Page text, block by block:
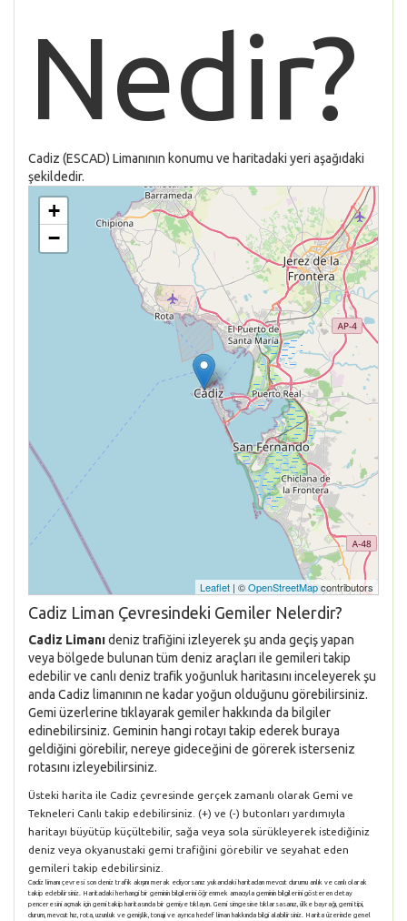
Nedir?
Cadiz (ESCAD) Limanının konumu ve haritadaki yeri aşağıdaki
şekildedir.
+
−
Leaflet | ©OpenStreetMapcontributors
Cadiz Liman Çevresindeki Gemiler Nelerdir?
Cadiz Limanıdeniz trafiğini izleyerek şu anda geçiş yapan
veya bölgede bulunan tüm deniz araçları ile gemileri takip
edebilir ve canlı deniz trafik yoğunluk haritasını inceleyerek şu
anda Cadiz limanının ne kadar yoğun olduğunu görebilirsiniz.
Gemi üzerlerine tıklayarak gemiler hakkında da bilgiler
edinebilirsiniz. Geminin hangi rotayı takip ederek buraya
geldiğini görebilir, nereye gideceğini de görerek isterseniz
rotasını izleyebilirsiniz.
Üsteki harita ile Cadiz çevresinde gerçek zamanlı olarak Gemi ve
Tekneleri Canlı takip edebilirsiniz. (+) ve (-) butonları yardımıyla
haritayı büyütüp küçültebilir, sağa veya sola sürükleyerek istediğiniz
deniz veya okyanustaki gemi trafiğini görebilir ve seyahat eden
gemileri takip edebilirsiniz.
Cadiz limanı çevresi son deniz trafik akışını merak ediyorsanız yukarıdaki haritadan mevcut durumu anlık ve canlı olarak
takip edebilirsiniz. Haritadaki herhangi bir geminin bilgilerini öğrenmek amacıyla geminin bilgilerini gösteren detay
penceresini açmak için gemi takip haritasında bir gemiye tıklayın. Gemi simgesine tıklarsasanız, ülke bayrağı, gemi tipi,
durum, mevcut hız, rota, uzunluk ve genişlik, tonajı ve ayrıca hedef liman hakkında bilgi alabilirsiniz. Harita üzerinde genel